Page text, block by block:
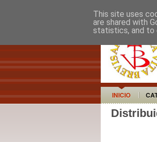
INICIO
This site uses
are shared with
statistics, and to